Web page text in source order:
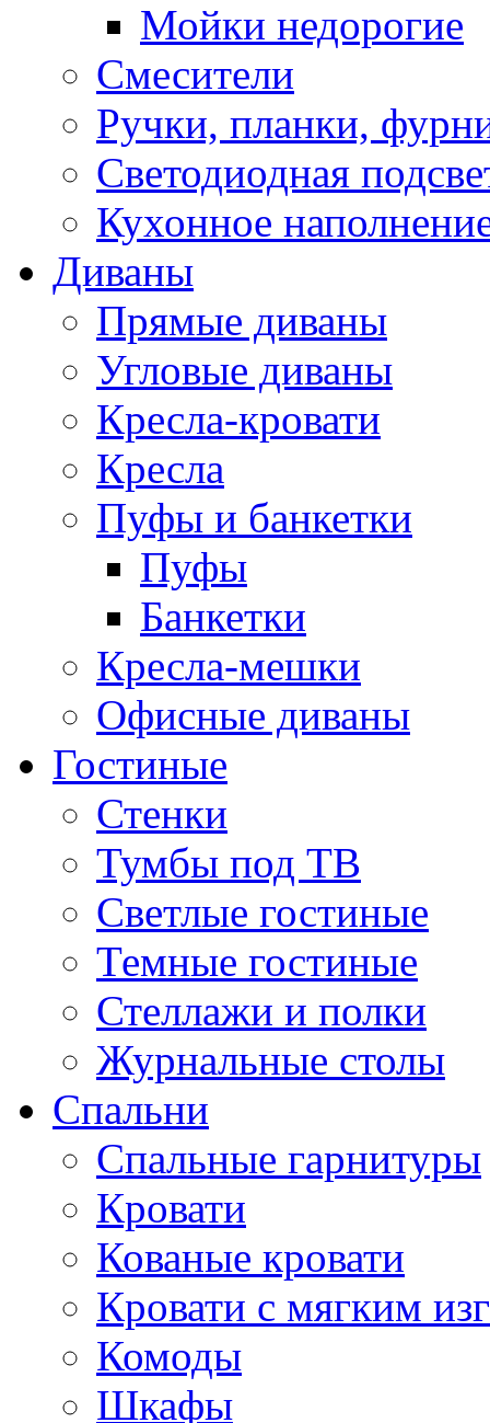
Мойки недорогие
Смесители
Ручки, планки,
Светодиодная
Кухонное
Диваны
Прямые диваны
Угловые диваны
Кресла-кровати
Кресла
Пуфы и банкетки
Пуфы
Банкетки
Кресла-мешки
Офисные диваны
Гостиные
Стенки
Тумбы под ТВ
Светлые гостиные
Темные гостиные
Стеллажи и полки
Журнальные столы
Спальни
Спальные гарнитуры
Кровати
Кованые кровати
Кровати с мягким
Комоды
Шкафы